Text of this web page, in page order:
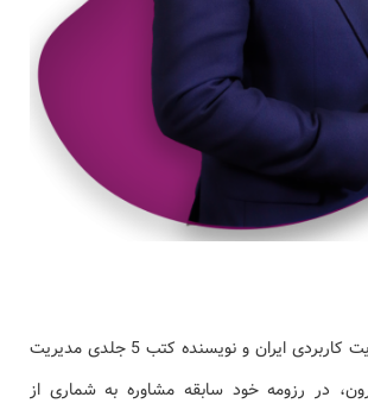
بنیانگذار مرکز مدیریت کاربردی ایران و نویسنده کتب 5 جلدی مدیریت
در رزومه خود سابقه مشاوره به شماری از